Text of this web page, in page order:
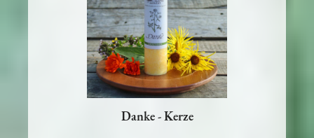
Danke - Kerze